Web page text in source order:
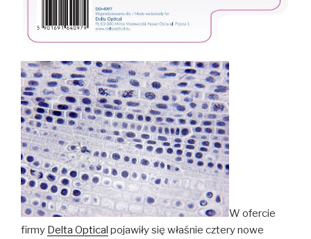
W ofercie
firmy Delta Optical pojawiły się właśnie cztery nowe